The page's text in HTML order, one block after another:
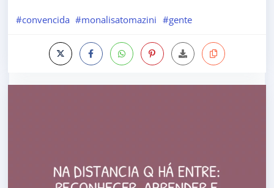
#convencida #monalisatomazini #gente